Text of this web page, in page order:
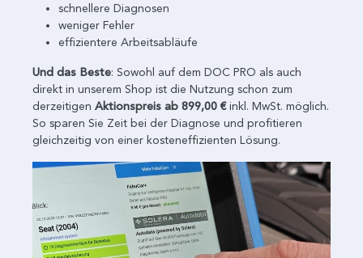
schnellere Diagnosen
weniger Fehler
effizientere Arbeitsabläufe
Und das Beste: Sowohl auf dem DOC PRO als auch
direkt in unserem Shop ist die Nutzung schon zum
derzeitigen Aktionspreis ab 899,00 €inkl. MwSt. möglich.
So sparen Sie Zeit bei der Diagnose und profitieren
gleichzeitig von einer kosteneffizienten Lösung.